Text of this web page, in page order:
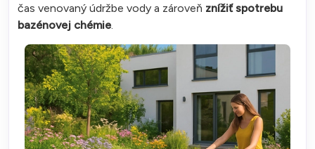
čas venovaný údržbe vody a zároveň znížiť spotrebu
bazénovej chémie